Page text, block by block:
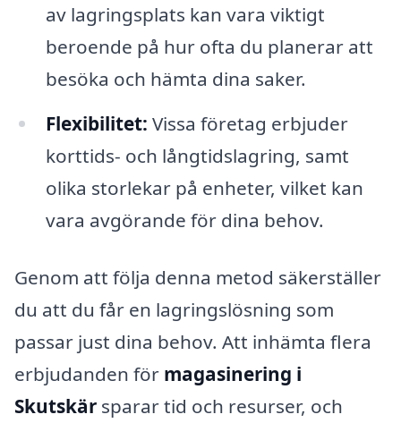
av lagringsplats kan vara viktigt
beroende på hur ofta du planerar att
besöka och hämta dina saker.
Flexibilitet: Vissa företag erbjuder
korttids- och långtidslagring, samt
olika storlekar på enheter, vilket kan
vara avgörande för dina behov.
Genom att följa denna metod säkerställer
du att du får en lagringslösning som
passar just dina behov. Att inhämta flera
erbjudanden för magasinering i
Skutskär sparar tid och resurser, och